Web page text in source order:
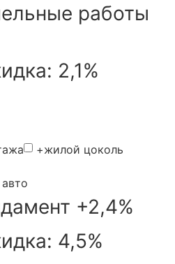
работы
2,1%
+жилой цоколь
+2,4%
4,5%